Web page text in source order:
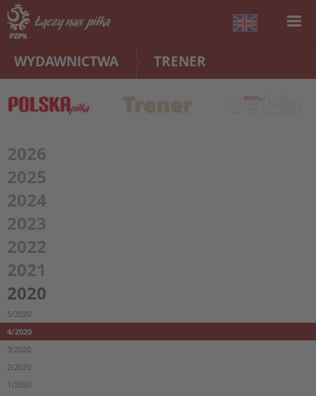
WYDAWNICTWA TRENER
2026
2025
2024
2023
2022
2021
2020
5/2020
4/2020
3/2020
2/2020
1/2020